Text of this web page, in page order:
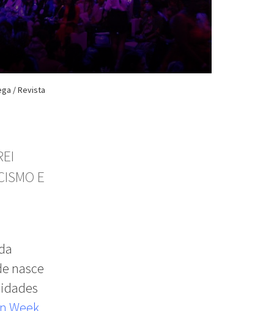
/ Revista
E
nasce
Week